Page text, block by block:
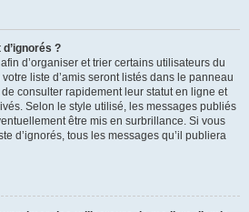
?
d’organiser et trier certains utilisateurs du
liste d’amis seront listés dans le panneau
consulter rapidement leur statut en ligne et
Selon le style utilisé, les messages publiés
être mis en surbrillance. Si vous
d’ignorés, tous les messages qu’il publiera